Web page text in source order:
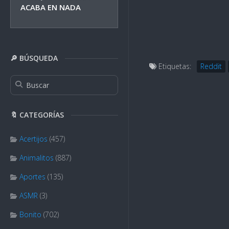
ACABA EN NADA
🔎 BÚSQUEDA
🔖 CATEGORÍAS
Acertijos (457)
Animalitos (887)
Aportes (135)
ASMR (3)
Bonito (702)
Etiquetas: Reddit